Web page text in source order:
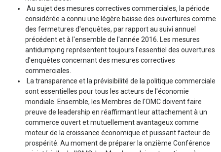
Au sujet des mesures correctives commerciales, la période
considérée a connu une légère baisse des ouvertures comme
des fermetures d'enquêtes, par rapport au suivi annuel
précédent et à l'ensemble de l'année 2016. Les mesures
antidumping représentent toujours l'essentiel des ouvertures
d'enquêtes concernant des mesures correctives
commerciales.
La transparence et la prévisibilité de la politique commerciale
sont essentielles pour tous les acteurs de l'économie
mondiale. Ensemble, les Membres de l'OMC doivent faire
preuve de leadership en réaffirmant leur attachement à un
commerce ouvert et mutuellement avantageux comme
moteur de la croissance économique et puissant facteur de
prospérité. Au moment de préparer la onzième Conférence